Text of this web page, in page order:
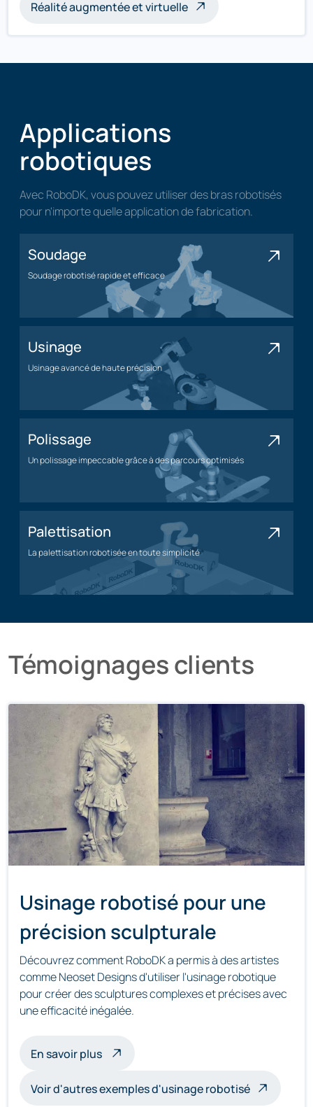
Réalité augmentée et virtuelle
Applications
robotiques
Avec RoboDK, vous pouvez utiliser des bras robotisés
pour n'importe quelle application de fabrication.
Soudage
Soudage robotisé rapide et efficace
Application de soudage
Usinage
Usinage avancé de haute précision
Application d'usinage
Polissage
Un polissage impeccable grâce à des parcours optimisés
Palettisation
La palettisation robotisée en toute simplicité
Application de palettisation
Témoignages clients
Usinage robotisé pour une
précision sculpturale
Découvrez comment RoboDK a permis à des artistes
comme Neoset Designs d'utiliser l'usinage robotique
pour créer des sculptures complexes et précises avec
une efficacité inégalée.
En savoir plusà propos de l'usinage de sculptures par
Voir d'autres exemples d'usinage robotisé